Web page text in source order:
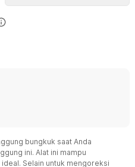
bungkuk saat Anda
ini. Alat ini mampu
Selain untuk mengoreksi